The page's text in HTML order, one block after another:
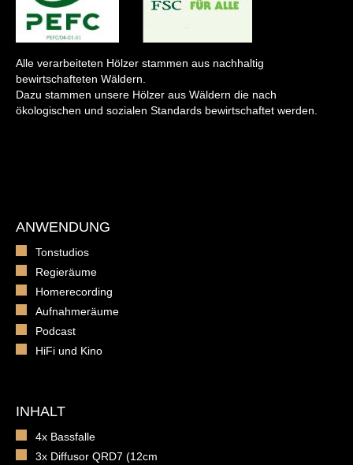
Alle verarbeiteten Hölzer stammen aus nachhaltig
bewirtschafteten Wäldern.
Dazu stammen unsere Hölzer aus Wäldern die nach
ökologischen und sozialen Standards bewirtschaftet werden.
ANWENDUNG
Tonstudios
Regieräume
Homerecording
Aufnahmeräume
Podcast
HiFi und Kino
INHALT
4x Bassfalle
3x Diffusor QRD7 (12cm